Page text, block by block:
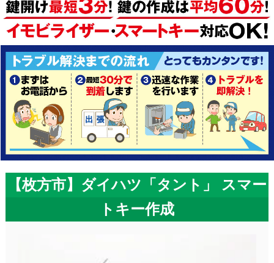
【枚方市】ダイハツ「タント」 スマー
トキー作成